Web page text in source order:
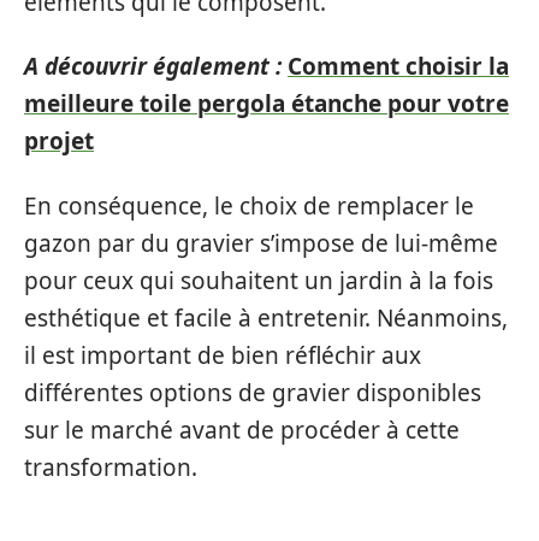
A découvrir également : Comment choisir la
meilleure toile pergola étanche pour votre
projet
En conséquence, le choix de remplacer le
gazon par du gravier s’impose de lui-même
pour ceux qui souhaitent un jardin à la fois
esthétique et facile à entretenir. Néanmoins,
il est important de bien réfléchir aux
différentes options de gravier disponibles
sur le marché avant de procéder à cette
transformation.